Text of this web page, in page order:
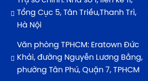
Tổng Cục 5, Tân Triều,Thanh Trì,
Hà Nội
Văn phòng TPHCM: Eratown Đức
Khải, đường Nguyễn Lương Bằng,
phường Tân Phú, Quận 7, TPHCM